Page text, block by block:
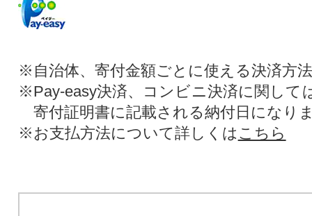
※自治体、寄付金額ごとに使える決済方
※Pay-easy決済、コンビニ決済に関して
寄付証明書に記載される納付日になり
※お支払方法について詳しくは こちら